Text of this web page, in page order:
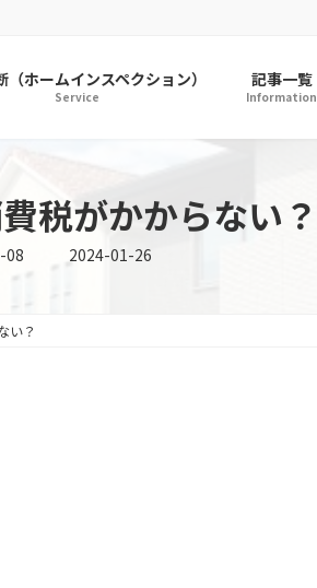
（ホームインスペクション）
Service
記事一覧
Information
税がかからない？
08 最
終
2024-01-26
い？